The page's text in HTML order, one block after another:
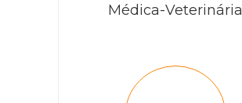
Médica-Veterinária